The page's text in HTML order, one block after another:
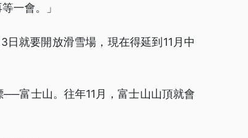
一會。」
就要開放滑雪場，現在得延到11月中
富士山。往年11月，富士山山頂就會